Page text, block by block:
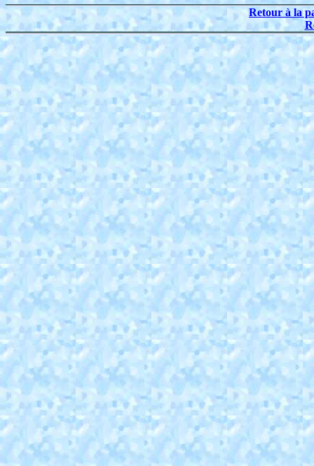
Retour à la